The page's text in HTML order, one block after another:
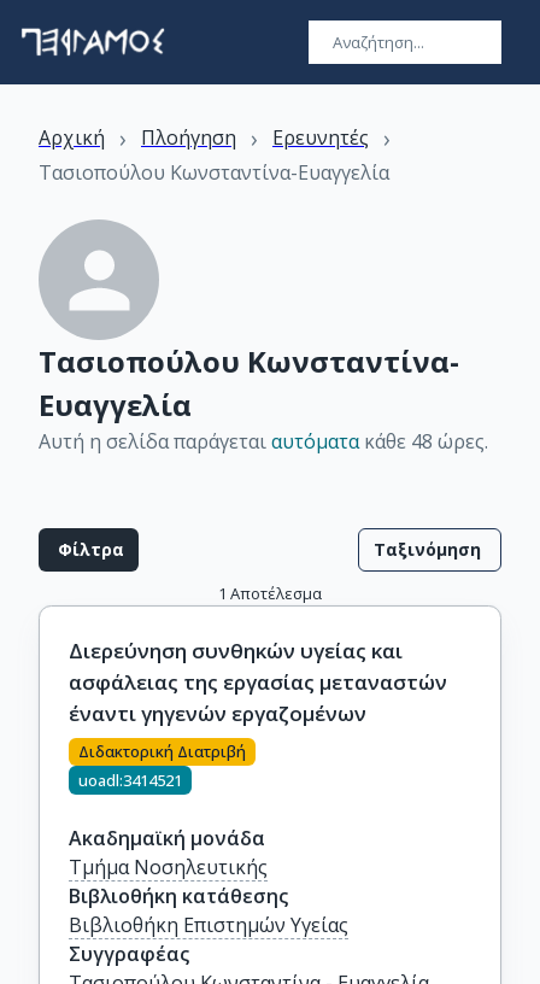
Αρχική › Πλοήγηση › Ερευνητές ›
Τασιοπούλου Κωνσταντίνα-Ευαγγελία
Τασιοπούλου Κωνσταντίνα-
Ευαγγελία
Αυτή η σελίδα παράγεταιαυτόματακάθε 48 ώρες.
Φίλτρα Ταξινόμηση
1 Αποτέλεσμα
Διερεύνηση συνθηκών υγείας και
ασφάλειας της εργασίας μεταναστών
έναντι γηγενών εργαζομένων
Διδακτορική Διατριβή
uoadl:3414521
Ακαδημαϊκή μονάδα
Τμήμα Νοσηλευτικής
Βιβλιοθήκη κατάθεσης
Βιβλιοθήκη Επιστημών Υγείας
Συγγραφέας